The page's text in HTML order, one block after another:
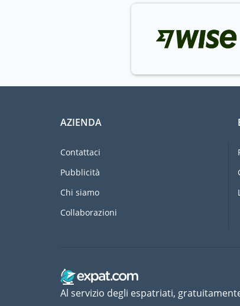
AZIENDA
Contattaci
Pubblicità
Chi siamo
Collaborazioni
Al servizio degli espatriati,